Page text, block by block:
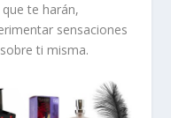
te harán,
sensaciones
ti misma.